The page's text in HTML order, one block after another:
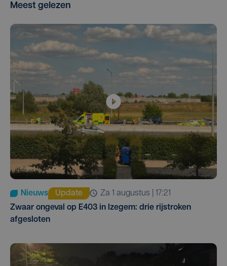
Meest gelezen
Nieuws Update
za 1 augustus | 17:21
Zwaar ongeval op E403 in Izegem: drie rijstroken
afgesloten